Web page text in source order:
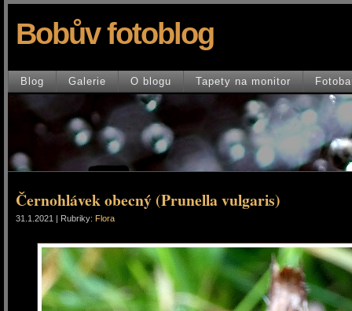
Bobův fotoblog
Blog Galerie O blogu Tapety na monitor
Černohlávek obecný (Prunella vulgaris)
31.1.2021 | Rubriky: Flora